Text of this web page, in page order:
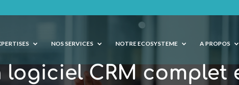
NOS SERVICES NOTRE ECOSYSTEME A PROPOS
logiciel CRM complet